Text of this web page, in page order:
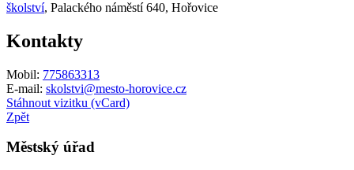
školství, Palackého náměstí 640, Hořovice
Kontakty
Mobil: 775863313
E-mail: skolstvi@mesto-horovice.cz
Stáhnout vizitku (vCard)
Zpět
Městský úřad